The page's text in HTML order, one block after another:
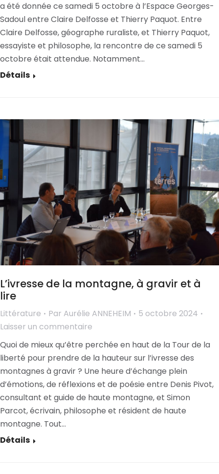
a été donnée ce samedi 5 octobre à l’Espace Georges-
Sadoul entre Claire Delfosse et Thierry Paquot. Entre
Claire Delfosse, géographe ruraliste, et Thierry Paquot,
essayiste et philosophe, la rencontre de ce samedi 5
octobre était attendue. Notamment…
Détails
L’ivresse de la montagne, à gravir et à
lire
Littérature Par Aurélie ANNEHEIM
5 octobre 2024
Laisser un commentaire
Quoi de mieux qu’être perchée en haut de la Tour de la
liberté pour prendre de la hauteur sur l’ivresse des
montagnes à gravir ? Une heure d’échange plein
d’émotions, de réflexions et de poésie entre Denis Pivot,
consultant et guide de haute montagne, et Simon
Parcot, écrivain, philosophe et résident de haute
montagne. Tout…
Détails